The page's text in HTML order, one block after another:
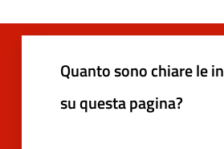
Quanto sono chiare le
su questa pagina?